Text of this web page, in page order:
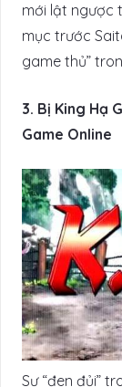
mới lật ngược
mục trước
game thủ”
3. Bị King Hạ
Game Online
Sự “đen đủi”